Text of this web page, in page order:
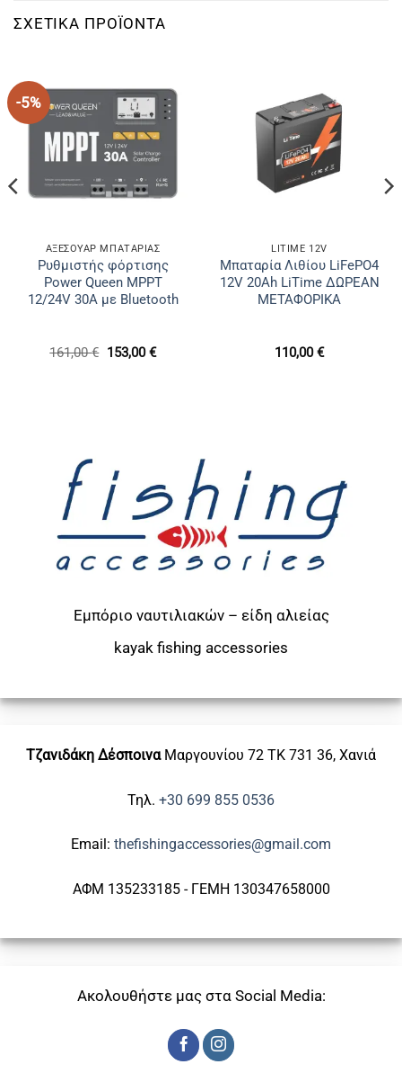
ΣΧΕΤΙΚΆ ΠΡΟΪΌΝΤΑ
-5%
ΑΞΕΣΟΥΑΡ ΜΠΑΤΑΡΙΑΣ
Ρυθμιστής φόρτισης
Power Queen MPPT
12/24V 30A με Bluetooth
161,00€ Original
price
153,00€Η
LITIME 12V
Μπαταρία Λιθίου LiFePO4
12V 20Ah LiTime ΔΩΡΕΑΝ
ΜΕΤΑΦΟΡΙΚΑ
110,00€
Εμπόριο ναυτιλιακών – είδη αλιείας
kayak fishing accessories
Τζανιδάκη Δέσποινα Μαργουνίου 72 ΤΚ 731 36, Χανιά
Τηλ. +30 699 855 0536
Email: thefishingaccessories@gmail.com
ΑΦΜ 135233185 - ΓΕΜΗ 130347658000
Ακολουθήστε μας στα Social Media: